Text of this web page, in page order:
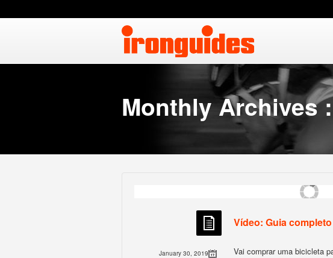
Monthly Archives
Vídeo: Guia
January 30, 2019
Vai comprar uma bicicleta